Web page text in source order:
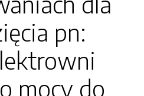
pn:
mocy do